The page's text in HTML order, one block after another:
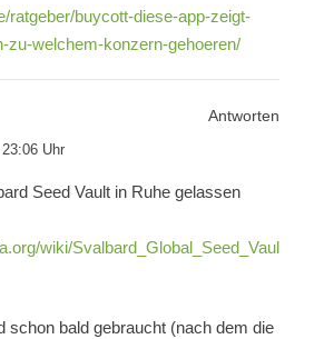
ratgeber/buycott-diese-app-zeigt-
zu-welchem-konzern-gehoeren/
Uhr
Seed Vault in Ruhe gelassen
wiki/Svalbard_Global_Seed_Vaul
schon bald gebraucht (nach dem die
Antworten